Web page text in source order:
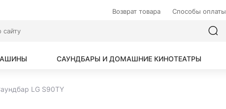
Возврат товара Способы оплаты
САУНДБАРЫ И ДОМАШНИЕ КИНОТЕАТРЫ
LG S90TY